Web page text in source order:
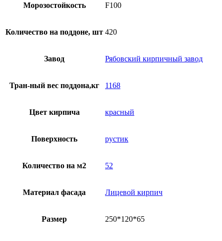
Морозостойкость F100
Количество на поддоне, шт 420
Завод Рябовский кирпичный завод
Тран-ный вес поддона,кг 1168
Цвет кирпича красный
Поверхность рустик
Количество на м2 52
Материал фасада Лицевой кирпич
Размер 250*120*65